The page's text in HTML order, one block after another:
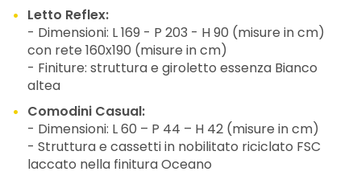
Letto Reflex:
- Dimensioni: L 169 - P 203 - H 90 (misure in cm)
con rete 160x190 (misure in cm)
- Finiture: struttura e giroletto essenza Bianco
altea
Comodini Casual:
- Dimensioni: L 60 – P 44 – H 42 (misure in cm)
- Struttura e cassetti in nobilitato riciclato FSC
laccato nella finitura Oceano